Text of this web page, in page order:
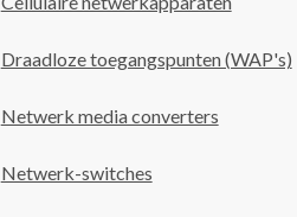
Draadloze toegangspunten (WAP's)
Netwerk media converters
Netwerk-switches